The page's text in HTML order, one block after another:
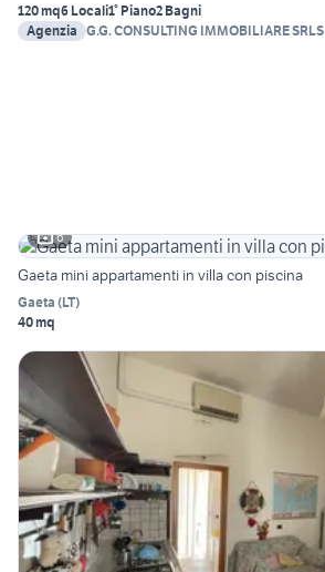
120 mq6 Locali1° Piano2 Bagni
Agenzia G.G. CONSULTING IMMOBILIARE SRLS
6
Gaeta mini appartamenti in villa con piscina
Gaeta (LT)
40 mq